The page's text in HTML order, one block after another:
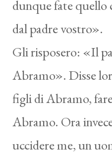
dunque fate quello
dal padre vostro».
Gli risposero: «Il
Abramo». Disse
figli di Abramo,
Abramo. Ora
uccidere me, un